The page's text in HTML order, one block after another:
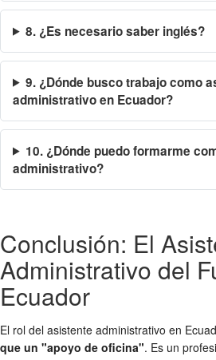
8. ¿Es necesario saber inglés?
9. ¿Dónde busco trabajo como
administrativo en Ecuador?
10. ¿Dónde puedo formarme
administrativo?
Conclusión: El
Administrativo del
Ecuador
El rol del asistente administrativo en
que un "apoyo de oficina". Es un